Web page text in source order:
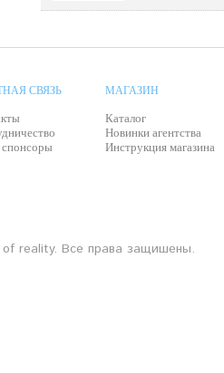
СВЯЗЬ МАГАЗИН
Каталог
Новинки агентства
Инструкция магазина
reality. Все права защишены.